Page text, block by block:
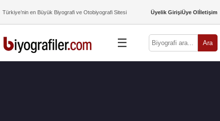
Türkiye’nin en Büyük Biyografi ve Otobiyografi Sitesi Üyelik GirişiÜye Olİletişim
☰ Ara